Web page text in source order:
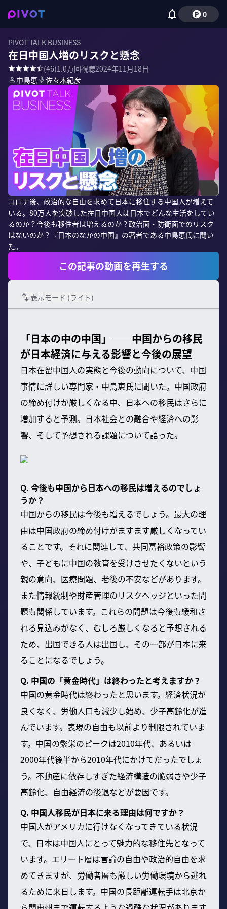
0
PIVOT TALK BUSINESS
在日中国人増のリスクと懸念
(46)1.0万回視聴2024年11月18日
中島恵
佐々木紀彦
コロナ後、政治的な自由を求めて日本に移住する中国人が増えて
いる。80万人を突破した在日中国人は日本でどんな生活をしてい
るのか？今後も移住者は増えるのか？政治面・防衛面でのリスク
はないのか？『日本のなかの中国』の著者である中島恵氏に聞い
た。
この記事の動画を再生する
表示モード (ライト)
「日本の中の中国」──中国からの移民
が日本経済に与える影響と今後の展望
日本在留中国人の実態と今後の動向について、中国
事情に詳しい専門家・中島恵氏に聞いた。中国政府
の締め付けが厳しくなる中、日本への移民はさらに
増加すると予測。日本社会との融合や経済への影
響、そして予想される課題について語った。
Q. 今後も中国から日本への移民は増えるのでしょ
うか？
中国からの移民は今後も増えるでしょう。最大の理
由は中国政府の締め付けがますます厳しくなってい
ることです。それに関連して、共同富裕政策の影響
や、子どもに中国の教育を受けさせたくないという
親の意向、医療問題、老後の不安などがあります。
また情報統制や財産管理のリスクヘッジといった問
題も関係しています。これらの問題は今後も緩和さ
れる見込みがなく、むしろ厳しくなると予想される
ため、出国できる人は出国し、その一部が日本に来
ることになるでしょう。
Q. 中国の「黄金時代」は終わったと考えますか？
中国の黄金時代は終わったと思います。経済状況が
良くなく、労働人口も減少し始め、少子高齢化が進
んでいます。表現の自由も以前より制限されていま
す。中国の繁栄のピークは2010年代、あるいは
2000年代後半から2010年代にかけてだったでしょ
う。不動産に依存しすぎた経済構造の脆弱さや少子
高齢化、自由経済の後退などが要因です。
Q. 中国人移民が日本に来る理由は何ですか？
中国人がアメリカに行けなくなってきている状況
で、日本は中国人にとって魅力的な移住先となって
います。エリート層は言論の自由や政治的自由を求
めてきますが、労働者層も厳しい労働環境から逃れ
るために来日します。中国の長距離運転手は北京か